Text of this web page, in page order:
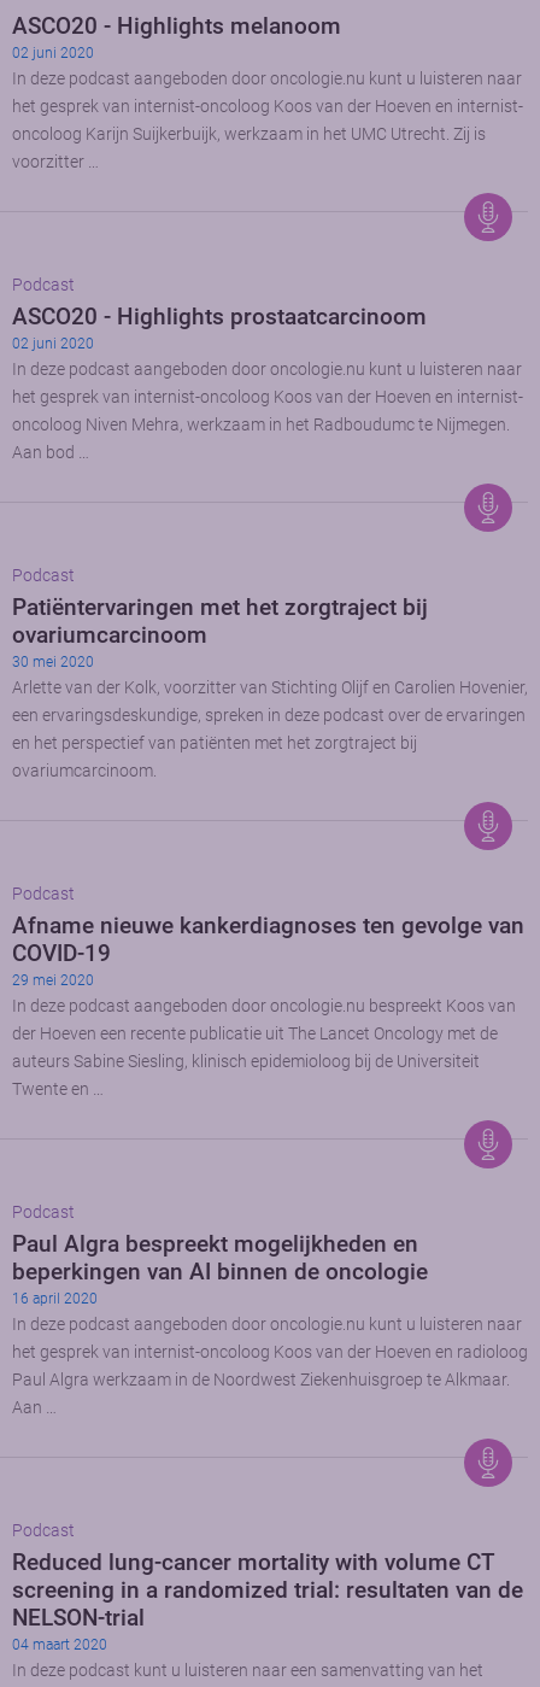
ASCO20 - Highlights melanoom
02 juni 2020
In deze podcast aangeboden door oncologie.nu kunt u luisteren naar
het gesprek van internist-oncoloog Koos van der Hoeven en internist-
oncoloog Karijn Suijkerbuijk, werkzaam in het UMC Utrecht. Zij is
voorzitter …
Podcast
ASCO20 - Highlights prostaatcarcinoom
02 juni 2020
In deze podcast aangeboden door oncologie.nu kunt u luisteren naar
het gesprek van internist-oncoloog Koos van der Hoeven en internist-
oncoloog Niven Mehra, werkzaam in het Radboudumc te Nijmegen.
Aan bod …
Podcast
Patiëntervaringen met het zorgtraject bij
ovariumcarcinoom
30 mei 2020
Arlette van der Kolk, voorzitter van Stichting Olijf en Carolien Hovenier,
een ervaringsdeskundige, spreken in deze podcast over de ervaringen
en het perspectief van patiënten met het zorgtraject bij
ovariumcarcinoom.
Podcast
Afname nieuwe kankerdiagnoses ten gevolge van
COVID-19
29 mei 2020
In deze podcast aangeboden door oncologie.nu bespreekt Koos van
der Hoeven een recente publicatie uit The Lancet Oncology met de
auteurs Sabine Siesling, klinisch epidemioloog bij de Universiteit
Twente en …
Podcast
Paul Algra bespreekt mogelijkheden en
beperkingen van AI binnen de oncologie
16 april 2020
In deze podcast aangeboden door oncologie.nu kunt u luisteren naar
het gesprek van internist-oncoloog Koos van der Hoeven en radioloog
Paul Algra werkzaam in de Noordwest Ziekenhuisgroep te Alkmaar.
Aan …
Podcast
Reduced lung-cancer mortality with volume CT
screening in a randomized trial: resultaten van de
NELSON-trial
04 maart 2020
In deze podcast kunt u luisteren naar een samenvatting van het